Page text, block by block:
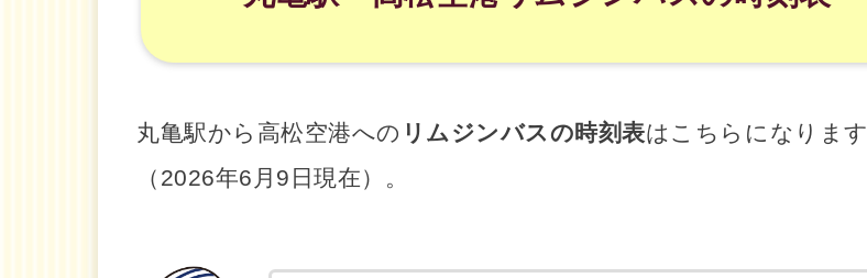
丸亀駅から高松空港への リムジンバスの時刻表はこちらになります
（2026年6月9日現在）。